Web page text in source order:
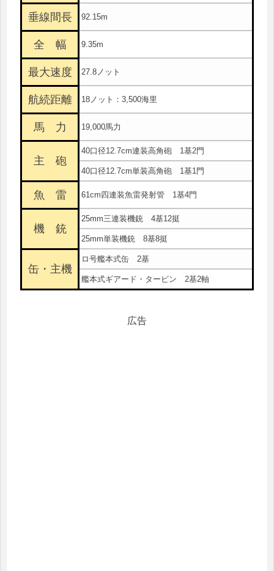
垂線間長 92.15m
全 幅 9.35m
最大速度 27.8ノット
航続距離 18ノット：3,500海里
馬 力 19,000馬力
主 砲
40口径12.7cm連装高角砲 1基2門
40口径12.7cm単装高角砲 1基1門
魚 雷 61cm四連装魚雷発射管 1基4門
機 銃
25mm三連装機銃 4基12挺
25mm単装機銃 8基8挺
缶・主機
ロ号艦本式缶 2基
艦本式ギアード・タービン 2基2軸
広告